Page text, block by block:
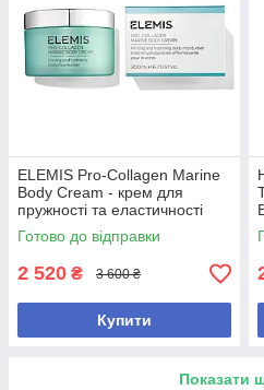
ELEMIS Pro-Collagen Marine
Body Cream - крем для
пружності та еластичності
тіла, 200 мл
Готово до відправки
2 520 ₴ 3 600 ₴
Купити
Показати